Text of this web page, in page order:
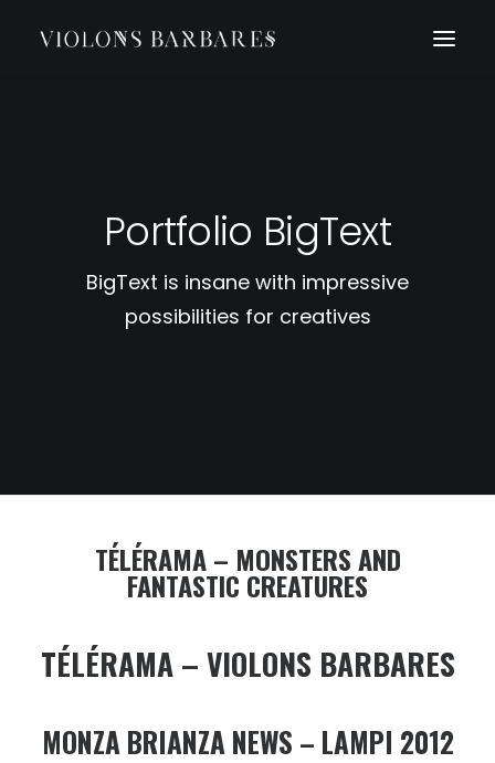
Portfolio BigText
BigText is insane with impressive
possibilities for creatives
TÉLÉRAMA – MONSTERS AND
FANTASTIC CREATURES
TÉLÉRAMA – VIOLONS BARBARES
MONZA BRIANZA NEWS – LAMPI 2012